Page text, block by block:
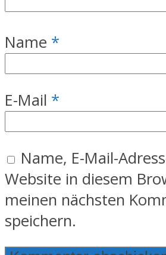
Name *
E-Mail *
Name, E-Mail-
Website in diesem
meinen nächsten
speichern.